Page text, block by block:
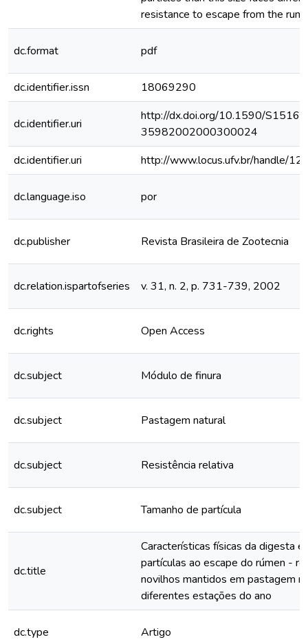
resistance to escape from the
dc.format pdf
dc.identifier.issn 18069290
dc.identifier.uri
http://dx.doi.org/10.1590/S1516-
35982002000300024
dc.identifier.uri
http://www.locus.ufv.br/handle/
dc.language.iso por
dc.publisher Revista Brasileira de Zootecnia
dc.relation.ispartofseries v. 31, n. 2, p. 731-739, 2002
dc.rights Open Access
dc.subject Módulo de finura
dc.subject Pastagem natural
dc.subject Resistência relativa
dc.subject Tamanho de partícula
dc.title
Características físicas da digesta
partículas ao escape do rúmen -
novilhos mantidos em pastagem
diferentes estações do ano
dc.type Artigo